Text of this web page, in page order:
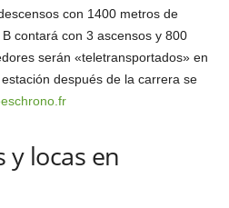
con 1400 metros de
contará con 3 ascensos y 800
serán «teletransportados» en
después de la carrera se
y locas en